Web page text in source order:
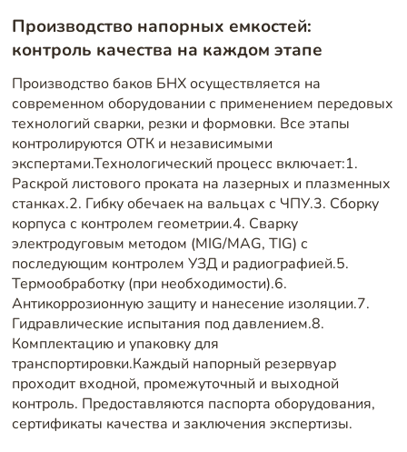
Производство напорных емкостей:
контроль качества на каждом этапе
Производство баков БНХ осуществляется на
современном оборудовании с применением передовых
технологий сварки, резки и формовки. Все этапы
контролируются ОТК и независимыми
экспертами.Технологический процесс включает:1.
Раскрой листового проката на лазерных и плазменных
станках.2. Гибку обечаек на вальцах с ЧПУ.3. Сборку
корпуса с контролем геометрии.4. Сварку
электродуговым методом (MIG/MAG, TIG) с
последующим контролем УЗД и радиографией.5.
Термообработку (при необходимости).6.
Антикоррозионную защиту и нанесение изоляции.7.
Гидравлические испытания под давлением.8.
Комплектацию и упаковку для
транспортировки.Каждый напорный резервуар
проходит входной, промежуточный и выходной
контроль. Предоставляются паспорта оборудования,
сертификаты качества и заключения экспертизы.